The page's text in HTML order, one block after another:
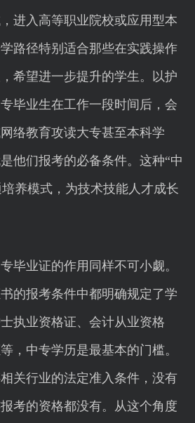
进入高等职业院校或应用型本
路径特别适合那些在实践操作
希望进一步提升的学生。以护
毕业生在工作一段时间后，会
络教育攻读大专甚至本科学
他们报考的必备条件。这种“中
养模式，为技术技能人才成长
毕业证的作用同样不可小觑。
的报考条件中都明确规定了学
执业资格证、会计从业资格
，中专学历是最基本的门槛。
关行业的法定准入条件，没有
考的资格都没有。从这个角度